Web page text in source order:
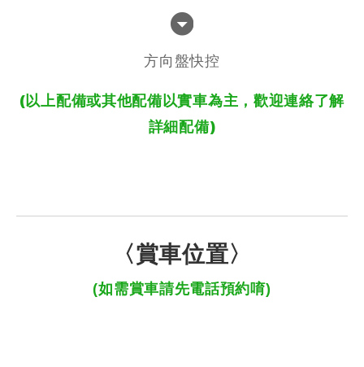
方向盤快控
(以上配備或其他配備以實車為主，歡迎連絡了解
詳細配備)
〈賞車位置〉
(如需賞車請先電話預約唷)